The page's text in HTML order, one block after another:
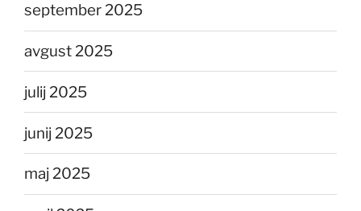
september 2025
avgust 2025
julij 2025
junij 2025
maj 2025